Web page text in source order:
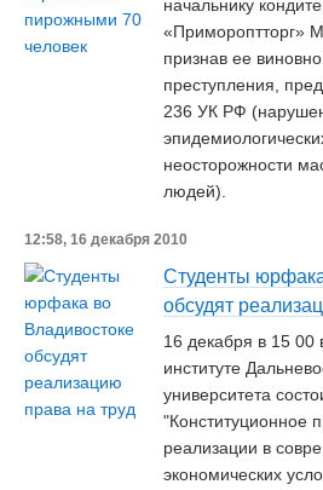
начальнику
«Примороптторг»
признав ее
преступления,
236 УК РФ
неосторожности
людей).
12:58, 16 декабря 2010
Студенты
обсудят
16 декабря в 15
институте
университета
"Конституционное
реализации в
экономических